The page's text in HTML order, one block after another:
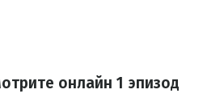
онлайн 1 эпизод